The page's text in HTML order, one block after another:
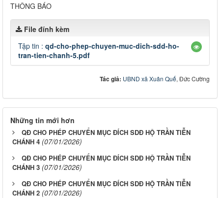
THÔNG BÁO
File đính kèm
Tập tin : qd-cho-phep-chuyen-muc-dich-sdd-ho-
tran-tien-chanh-5.pdf
Tác giả: UBND xã Xuân Quế, Đức Cường
Những tin mới hơn
QĐ CHO PHÉP CHUYỂN MỤC ĐÍCH SDĐ HỘ TRẦN TIỄN
CHÁNH 4 (07/01/2026)
QĐ CHO PHÉP CHUYỂN MỤC ĐÍCH SDĐ HỘ TRẦN TIỄN
CHÁNH 3 (07/01/2026)
QĐ CHO PHÉP CHUYỂN MỤC ĐÍCH SDĐ HỘ TRẦN TIỄN
CHÁNH 2 (07/01/2026)